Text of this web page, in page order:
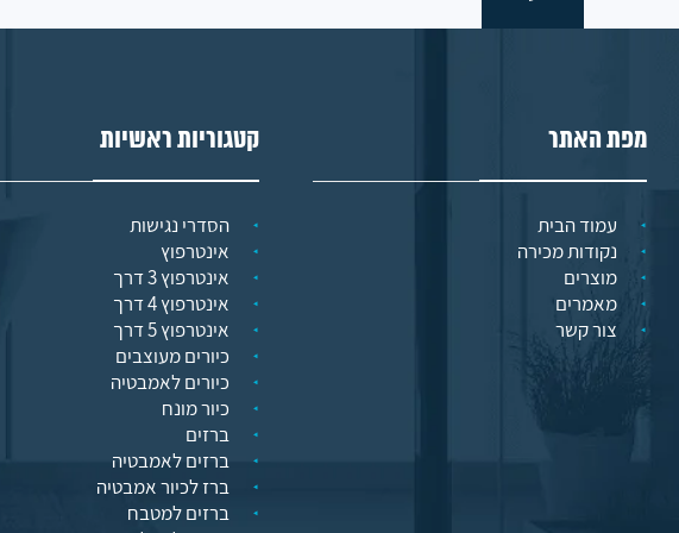
מפת האתר
עמוד הבית
נקודות מכירה
מוצרים
מאמרים
צור קשר
קטגוריות ראשיות
הסדרי נגישות
אינטרפוץ
אינטרפוץ 3 דרך
אינטרפוץ 4 דרך
אינטרפוץ 5 דרך
כיורים מעוצבים
כיורים לאמבטיה
כיור מונח
ברזים
ברזים לאמבטיה
ברז לכיור אמבטיה
ברזים למטבח